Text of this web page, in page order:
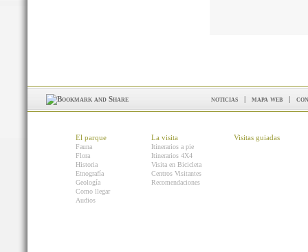
noticias | mapa web |
El parque
Fauna
Flora
Historia
Etnografía
Geología
Como llegar
Audios
La visita
Itinerarios a pie
Itinerarios 4X4
Visita en Bicicleta
Centros Visitantes
Recomendaciones
Visitas guiadas